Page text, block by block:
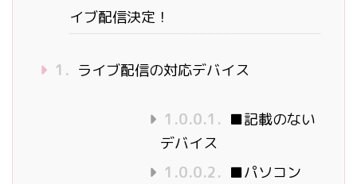
イブ配信決定！
1. ライブ配信の対応デバイス
1.0.0.1. ■記載のない
デバイス
1.0.0.2. ■パソコン